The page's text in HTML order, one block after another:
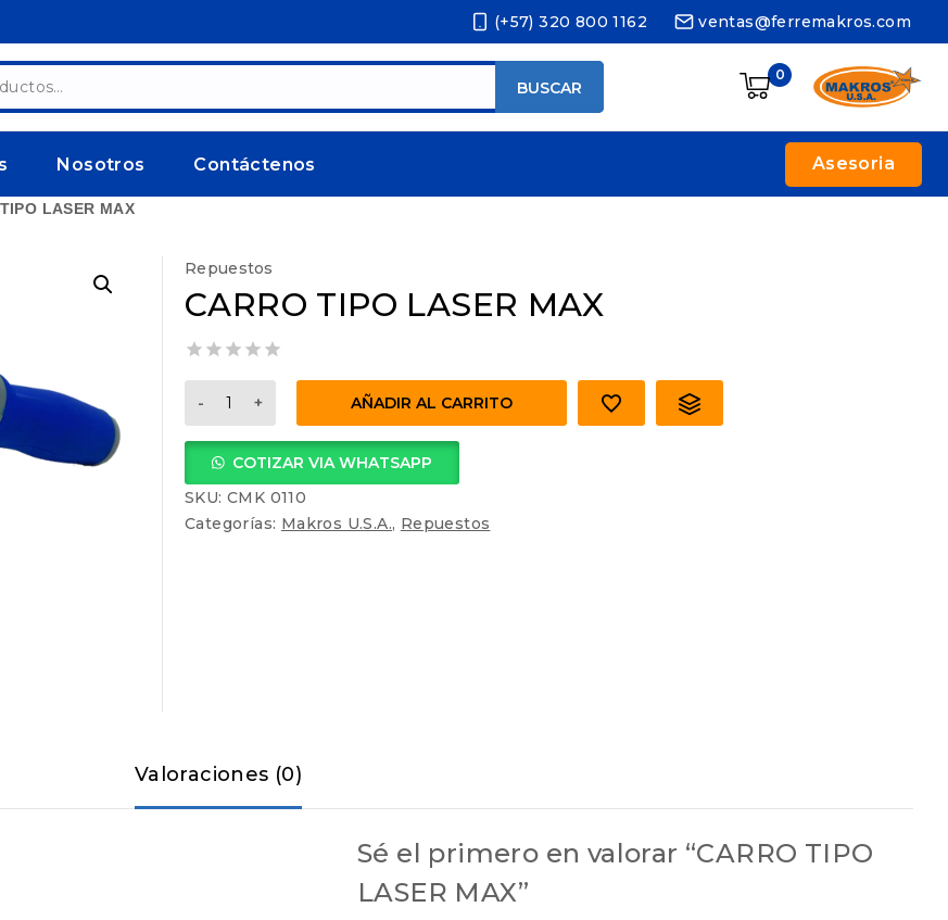
(+57) 320 800 1162 ventas@ferremakros.com
BUSCAR
0
Nosotros Contáctenos Asesoria
LASER MAX
Repuestos
CARRO TIPO LASER MAX
0
5
CARRO
LASER
MAX
cantidad
AÑADIR AL CARRITO
COTIZAR VIA WHATSAPP
SKU: CMK 0110
Categorías: Makros U.S.A., Repuestos
Valoraciones (0)
Sé el primero en valorar “CARRO TIPO
LASER MAX”